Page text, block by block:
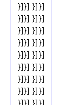
}]}] }]}]
}]}] }]}]
}]}] }]}]
}]}] }]}]
}]}] }]}]
}]}] }]}]
}]}] }]}]
}]}] }]}]
}]}] }]}]